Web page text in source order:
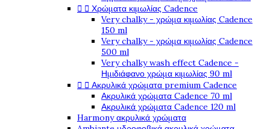
  Χρώματα κιμωλίας Cadence
Very chalky - χρώμα κιμωλίας Cadence
150 ml
Very chalky - χρώμα κιμωλίας Cadence
500 ml
Very chalky wash effect Cadence -
Ημιδιάφανο χρώμα κιμωλίας 90 ml
  Ακρυλικά χρώματα premium Cadence
Ακρυλικά χρώματα Cadence 70 ml
Ακρυλικά χρώματα Cadence 120 ml
Harmony ακρυλικά χρώματα